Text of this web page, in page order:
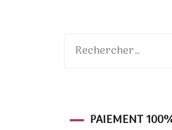
Rechercher :
PAIEMENT